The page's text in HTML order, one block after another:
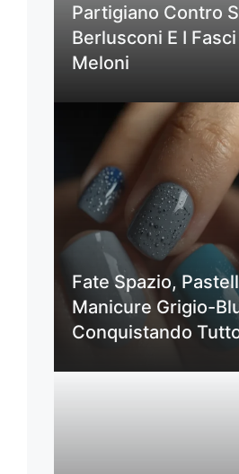
Partigiano Contro
Berlusconi E I
Meloni
Fate Spazio,
Manicure Grigio-
Conquistando